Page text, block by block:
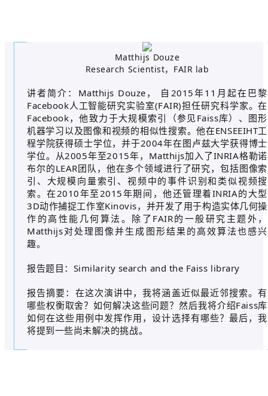
Matthijs Douze
Research Scientist，FAIR lab
讲者简介：Matthijs Douze， 自2015年11月起在巴黎
Facebook人工智能研究实验室(FAIR)担任研究科学家。在
Facebook，他致力于大规模索引（参见Faiss库）、图形
机器学习以及图像和视频的相似性搜索。他在ENSEEIHT工
程学院获得硕士学位，并于2004年在图卢兹大学获得博士
学位。从2005年至2015年，Matthijs加入了INRIA格勒诺
布尔的LEAR团队，他在多个领域进行了研究，包括图像索
引、大规模向量索引、视频中的事件识别和类似视频搜
索。在2010年至2015年期间，他还管理着INRIA的大型
3D动作捕捉工作室Kinovis，并开发了用于构造实体几何操
作的高性能几何算法。除了FAIR的一般研究主题外，
Matthijs对处理图像并生成图形结果的高效算法也感兴
趣。
报告题目：Similarity search and the Faiss library
报告摘要：在这次演讲中，我将涵盖近似最近邻搜索。有
哪些权衡取舍？如何解决这些问题？然后我将介绍Faiss库
如何在这些用例中发挥作用，设计选择有哪些？最后，我
将提到一些尚未解决的挑战。